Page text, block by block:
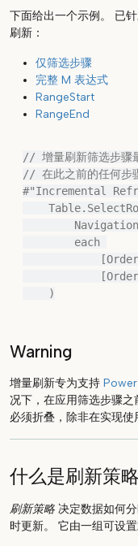
下面给出一个示例。 已
刷新：
仅筛选步骤
完整 M 表达式
RangeStart
RangeEnd
// 增量刷新筛选步骤
// 在此之前的任何步
#"Incremental
Warning
增量刷新专为支持
况下，在应用筛选步骤之
必须折叠，除非在实现
什么是刷新策
刷新策略 决定数据如何
时更新。 它由一组可设